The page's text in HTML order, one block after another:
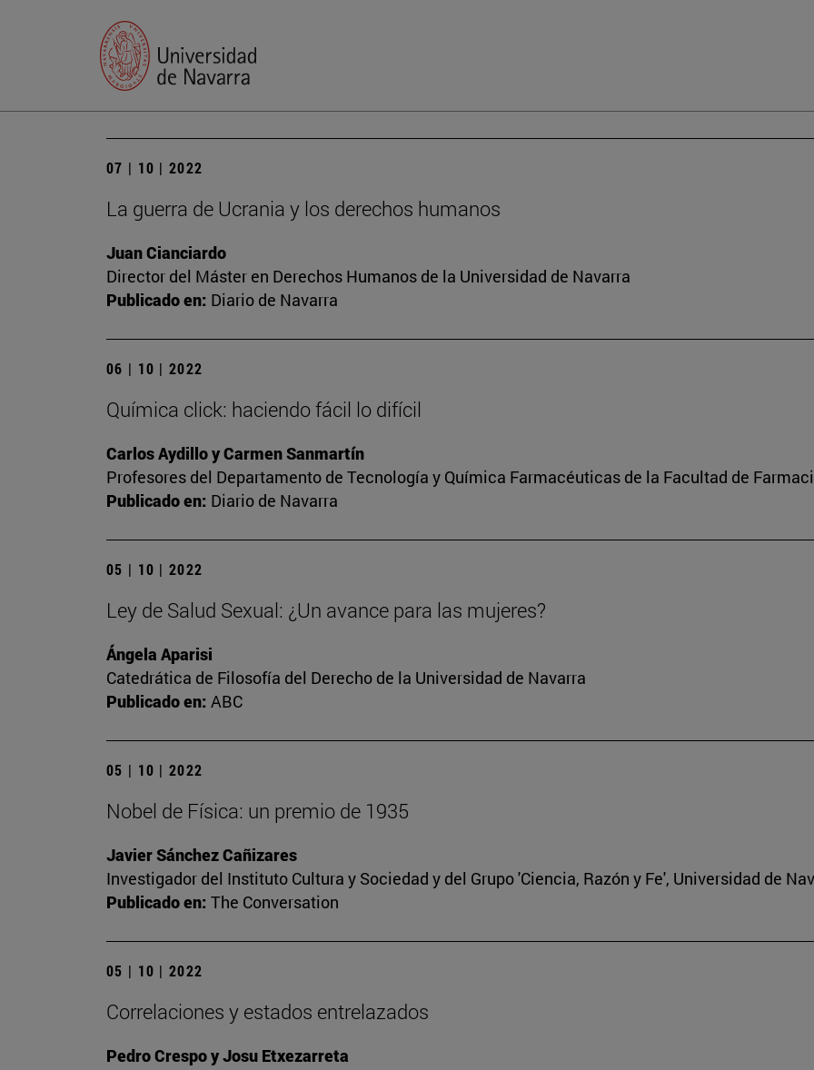
07 | 10 | 2022
La guerra de Ucrania y los derechos humanos
Juan Cianciardo
Director del Máster en Derechos Humanos de la Universidad de Navarra
Publicado en: Diario de Navarra
06 | 10 | 2022
Química click: haciendo fácil lo difícil
Carlos Aydillo y Carmen Sanmartín
Profesores del Departamento de Tecnología y Química Farmacéuticas de la Facultad de
Publicado en: Diario de Navarra
05 | 10 | 2022
Ley de Salud Sexual: ¿Un avance para las mujeres?
Ángela Aparisi
Catedrática de Filosofía del Derecho de la Universidad de Navarra
Publicado en: ABC
05 | 10 | 2022
Nobel de Física: un premio de 1935
Javier Sánchez Cañizares
Investigador del Instituto Cultura y Sociedad y del Grupo 'Ciencia, Razón y Fe', Universidad de
Publicado en: The Conversation
05 | 10 | 2022
Correlaciones y estados entrelazados
Pedro Crespo y Josu Etxezarreta